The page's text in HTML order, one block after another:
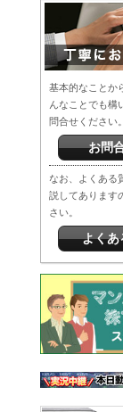
基本的なことか
んなことでも構
問合せください。
お問
なお、よくある
説してあります
さい。
よくあ